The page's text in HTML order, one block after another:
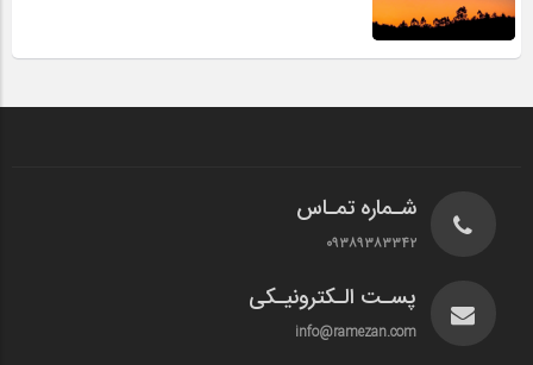
شـماره تمـاس
۰۹۳۸۹۳۸۳۳۴۲
پسـت الـکترونیـکی
info@ramezan.com